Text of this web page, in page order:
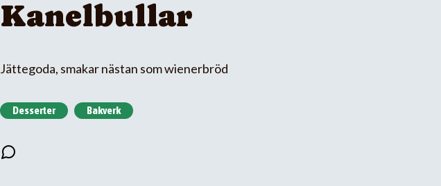
Kanelbullar
Jättegoda, smakar nästan som wienerbröd
Desserter Bakverk